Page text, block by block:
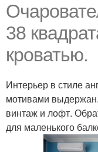
38
кроватью.
Интерьер в стиле
мотивами
винтаж и лофт.
для маленького